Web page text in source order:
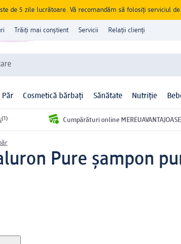
de 5 zile lucrătoare. Vă recomandăm să folosiți serviciul de
Trăiți mai conștient Servicii Relații clienți
Păr Cosmetică bărbați Sănătate Nutriție
(1) Cumpărături online MEREUAVANTAJOASE
Pure șampon